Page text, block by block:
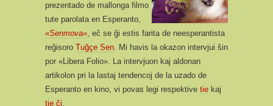
prezentado de mallonga filmo
tute parolata en Esperanto,
«Senmova», eĉ se ĝi estis farita de neesperantista
reĝisoro Tuğçe Sen. Mi havis la okazon intervjui ŝin
por «Libera Folio». La intervjuon kaj aldonan
artikolon pri la lastaj tendencoj de la uzado de
Esperanto en kino, vi povas legi respektive tie kaj
tie ĉi.